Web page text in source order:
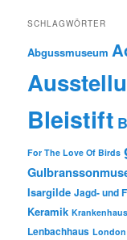
SCHLAGWÖRTER
Abgussmuseum
Bleistift
For The Love Of Birds
Isargilde Jagd- und
Keramik
Lenbachhaus London